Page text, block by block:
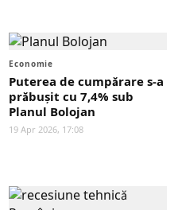
Economie
Puterea de cumpărare s-a
prăbușit cu 7,4% sub
Planul Bolojan
19 Apr 2026, 17:08